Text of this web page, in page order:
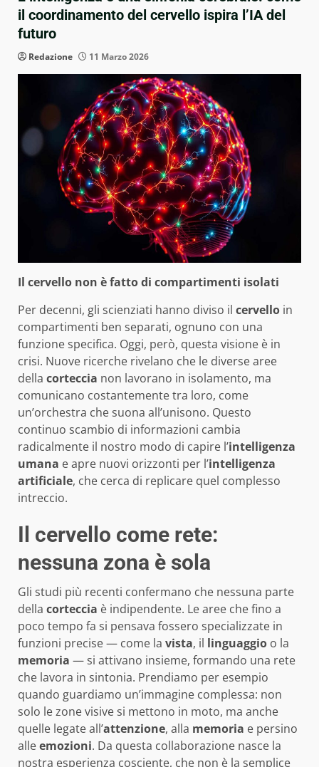
il coordinamento del cervello ispira l’IA del
futuro
Redazione 11 Marzo 2026
Il cervello non è fatto di compartimenti isolati
Per decenni, gli scienziati hanno diviso il cervello in
compartimenti ben separati, ognuno con una
funzione specifica. Oggi, però, questa visione è in
crisi. Nuove ricerche rivelano che le diverse aree
della corteccia non lavorano in isolamento, ma
comunicano costantemente tra loro, come
un’orchestra che suona all’unisono. Questo
continuo scambio di informazioni cambia
radicalmente il nostro modo di capire l’intelligenza
umana e apre nuovi orizzonti per l’intelligenza
artificiale, che cerca di replicare quel complesso
intreccio.
Il cervello come rete:
nessuna zona è sola
Gli studi più recenti confermano che nessuna parte
della corteccia è indipendente. Le aree che fino a
poco tempo fa si pensava fossero specializzate in
funzioni precise — come la vista, il linguaggio o la
memoria — si attivano insieme, formando una rete
che lavora in sintonia. Prendiamo per esempio
quando guardiamo un’immagine complessa: non
solo le zone visive si mettono in moto, ma anche
quelle legate all’attenzione, alla memoria e persino
alleemozioni. Da questa collaborazione nasce la
nostra esperienza cosciente, che non è la semplice